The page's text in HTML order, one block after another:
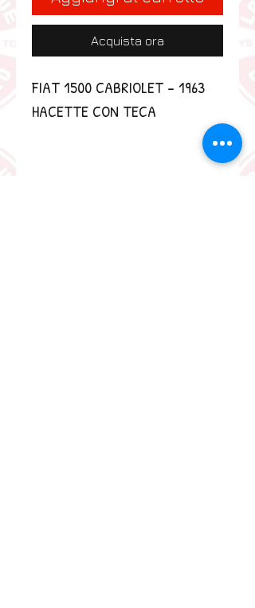
Acquista ora
FIAT 1500 CABRIOLET - 1963
HACETTE CON TECA